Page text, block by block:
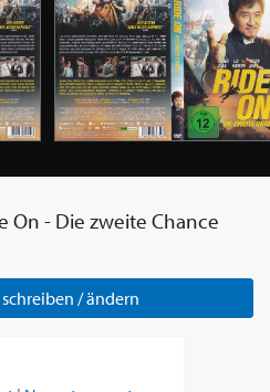
On - Die zweite Chance
/ ändern